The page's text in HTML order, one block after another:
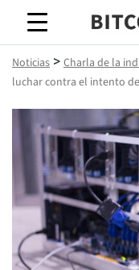
Noticias > Charla de la
luchar contra el intento